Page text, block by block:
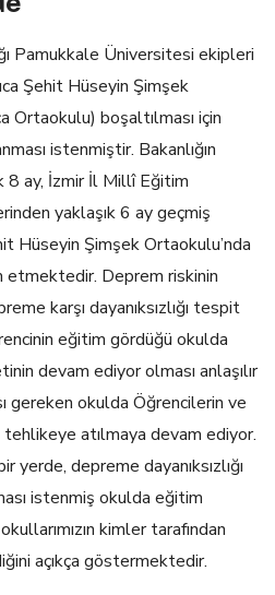
Pamukkale Üniversitesi ekipleri
Şehit Hüseyin Şimşek
Ortaokulu) boşaltılması için
istenmiştir. Bakanlığın
8 ay, İzmir İl Millî Eğitim
yaklaşık 6 ay geçmiş
Hüseyin Şimşek Ortaokulu’nda
Deprem riskinin
karşı dayanıksızlığı tespit
eğitim gördüğü okulda
devam ediyor olması anlaşılır
gereken okulda Öğrencilerin ve
atılmaya devam ediyor.
depreme dayanıksızlığı
istenmiş okulda eğitim
kimler tarafından
açıkça göstermektedir.